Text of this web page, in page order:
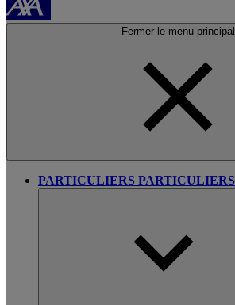
Fermer le menu principal
PARTICULIERS PARTICULIERS